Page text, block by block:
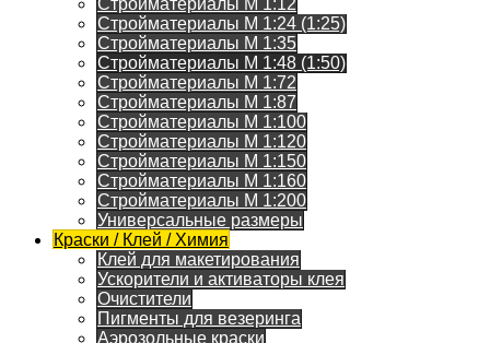
Стройматериалы M 1:12
Стройматериалы M 1:24 (1:25)
Стройматериалы M 1:35
Стройматериалы M 1:48 (1:50)
Стройматериалы M 1:72
Стройматериалы M 1:87
Стройматериалы M 1:100
Стройматериалы M 1:120
Стройматериалы M 1:150
Стройматериалы M 1:160
Стройматериалы M 1:200
Универсальные размеры
Краски / Клей / Химия
Клей для макетирования
Ускорители и активаторы клея
Очистители
Пигменты для везеринга
Аэрозольные краски